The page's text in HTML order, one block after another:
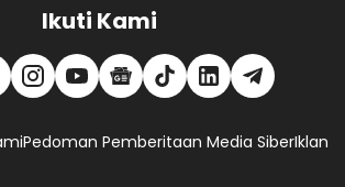
Ikuti Kami
Pedoman Pemberitaan Media SiberIklan